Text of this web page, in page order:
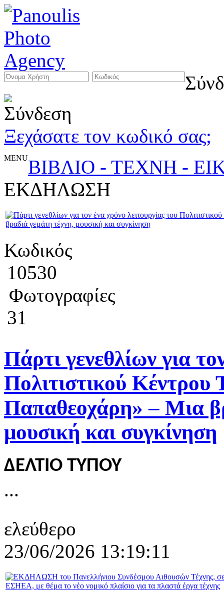
Ξεχάσατε τον κωδικό σας;
MENUΒΙΒΛΙΟ - ΤΕΧΝΗ -
ΕΚΔΗΛΩΣΗ
Κωδικός
10530
Φωτογραφίες
31
Πάρτι γενεθλίων για
Πολιτιστικού Κέντρου
Παπαθεοχάρη» – Μια
μουσική και συγκίνηση
ΔΕΛΤΙΟ ΤΥΠΟΥ
...
ελεύθερο
23/06/2026 13:19:11